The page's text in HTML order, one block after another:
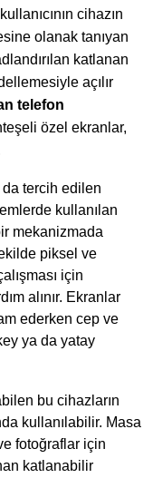
cihazın
olanak tanıyan
katlanan
açılır
telefon
özel ekranlar,
tercih edilen
kullanılan
mekanizmada
piksel ve
için
alınır. Ekranlar
ederken cep ve
ya da yatay
bu cihazların
kullanılabilir. Masa
fotoğraflar için
katlanabilir